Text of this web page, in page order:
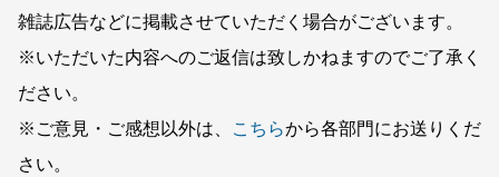
雑誌広告などに掲載させていただく場合がございます。
※いただいた内容へのご返信は致しかねますのでご了承く
ださい。
※ご意見・ご感想以外は、
こちらから各部門にお送りくだ
さい。